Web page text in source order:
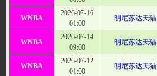
WNBA
2026-07-16
01:00
明尼苏达天猫
WNBA
2026-07-14
09:00
明尼苏达天猫
WNBA
2026-07-12
01:00
明尼苏达天猫